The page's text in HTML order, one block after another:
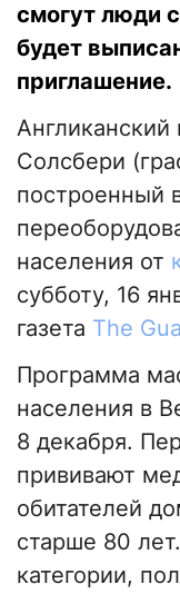
смогут люди
будет
приглашение.
Солсбери
построенный
населения от
субботу, 16
газета The
Программа
населения в
8 декабря.
прививают
обитателей
старше 80
категории,